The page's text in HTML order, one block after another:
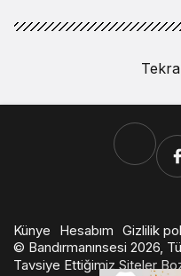
Künye Hesabım Gizlilik
© Bandırmanınsesi 2026,
Tavsiye Ettiğimiz Siteler